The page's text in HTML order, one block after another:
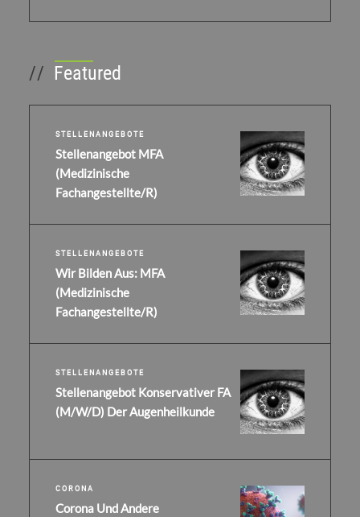
// Featured
STELLENANGEBOTE
Stellenangebot MFA
(Medizinische
Fachangestellte/r)
STELLENANGEBOTE
Wir Bilden Aus: MFA
(Medizinische
Fachangestellte/r)
STELLENANGEBOTE
Stellenangebot Konservativer FA
(m/w/d) Der Augenheilkunde
CORONA
Corona Und Andere